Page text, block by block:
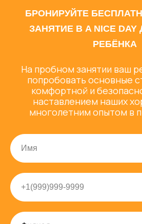
БРОНИРУЙТЕ
ЗАНЯТИЕ В A NICE
РЕБЁНКА
На пробном занятии ваш
попробовать основные
комфортной и
наставлением наших
многолетним опытом в